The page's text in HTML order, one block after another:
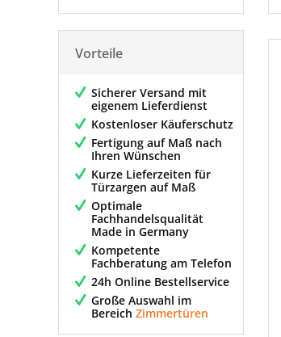
Vorteile
Sicherer Versand mit
eigenem Lieferdienst
Kostenloser Käuferschutz
Fertigung auf Maß nach
Ihren Wünschen
Kurze Lieferzeiten für
Türzargen auf Maß
Optimale
Fachhandelsqualität
Made in Germany
Kompetente
Fachberatung am Telefon
24h Online Bestellservice
Große Auswahl im
Bereich Zimmertüren